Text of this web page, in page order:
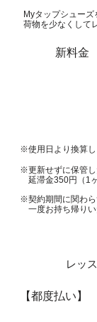
Myタップシュー
荷物を少なくして
新料金
※使用日より換算し
※更新せずに保管
延滞金350円（1
※契約期間に関わ
一度お持ち帰り
レッ
【都度払い】